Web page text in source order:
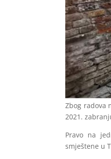
Zbog radova
2021.
Pravo na
smještene u